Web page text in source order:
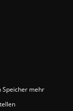
Speicher mehr